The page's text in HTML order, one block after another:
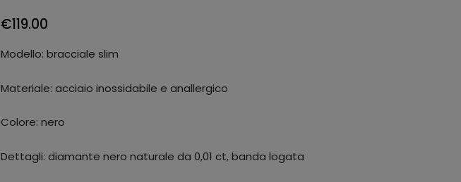
€119.00
Modello: bracciale slim
Materiale: acciaio inossidabile e anallergico
Colore: nero
Dettagli: diamante nero naturale da 0,01 ct, banda logata